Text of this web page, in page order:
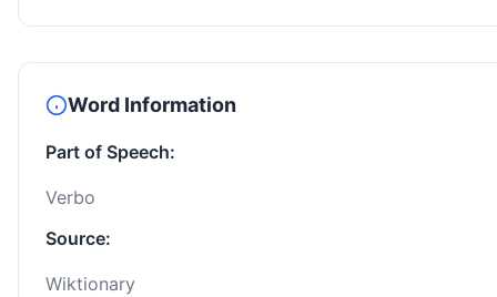
Word Information
Part of Speech:
Verbo
Source:
Wiktionary